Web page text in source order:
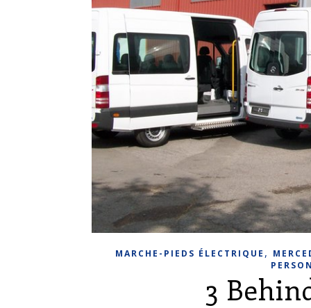
MARCHE-PIEDS ÉLECTRIQUE ,
3